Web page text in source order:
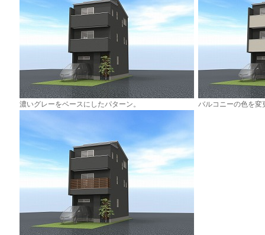
濃いグレーをベースにしたパターン。 バルコニーの色を変